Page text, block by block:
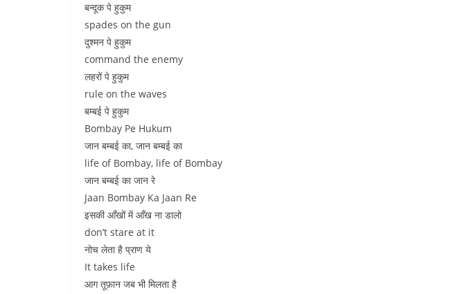
बन्दूक पे हुकुम
spades on the gun
दुश्मन पे हुकुम
command the enemy
लहरों पे हुकुम
rule on the waves
बम्बई पे हुकुम
Bombay Pe Hukum
जान बम्बई का, जान बम्बई का
life of Bombay, life of Bombay
जान बम्बई का जान रे
Jaan Bombay Ka Jaan Re
इसकी आँखों में आँख ना डालो
don’t stare at it
नोच लेता है प्राण ये
It takes life
आग तूफ़ान जब भी मिलता है